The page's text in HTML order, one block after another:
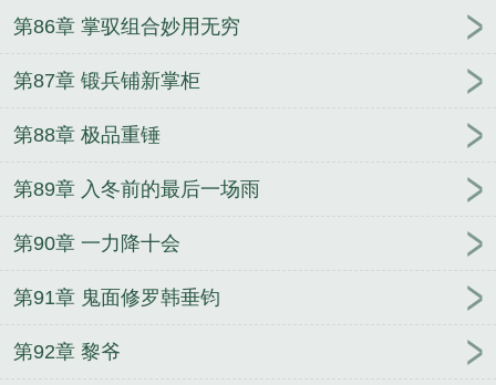
第86章 掌驭组合妙用无穷
第87章 锻兵铺新掌柜
第88章 极品重锤
第89章 入冬前的最后一场雨
第90章 一力降十会
第91章 鬼面修罗韩垂钧
第92章 黎爷